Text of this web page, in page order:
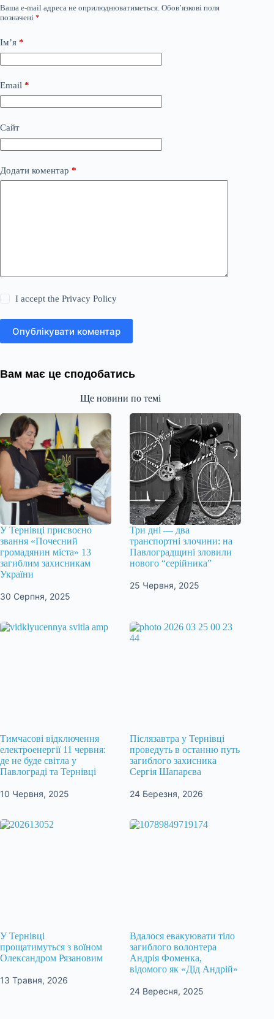
Ваша e-mail адреса не оприлюднюватиметься. Обов’язкові поля
позначені *
Ім’я *
Email *
Сайт
Додати коментар *
I accept thePrivacy Policy
Опублікувати коментар
Вам має це сподобатись
Ще новини по темі
У Тернівці присвоєно
звання «Почесний
громадянин міста» 13
загиблим захисникам
України
30 Серпня, 2025
Три дні — два
транспортні злочини: на
Павлоградщині зловили
нового “серійника”
25 Червня, 2025
Тимчасові відключення
електроенергії 11 червня:
де не буде світла у
Павлограді та Тернівці
10 Червня, 2025
Післязавтра у Тернівці
проведуть в останню путь
загиблого захисника
Сергія Шапарєва
24 Березня, 2026
У Тернівці
прощатимуться з воїном
Олександром Рязановим
13 Травня, 2026
Вдалося евакуювати тіло
загиблого волонтера
Андрія Фоменка,
відомого як «Дід Андрій»
24 Вересня, 2025